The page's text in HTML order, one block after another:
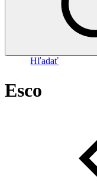
Hľadať
Esco